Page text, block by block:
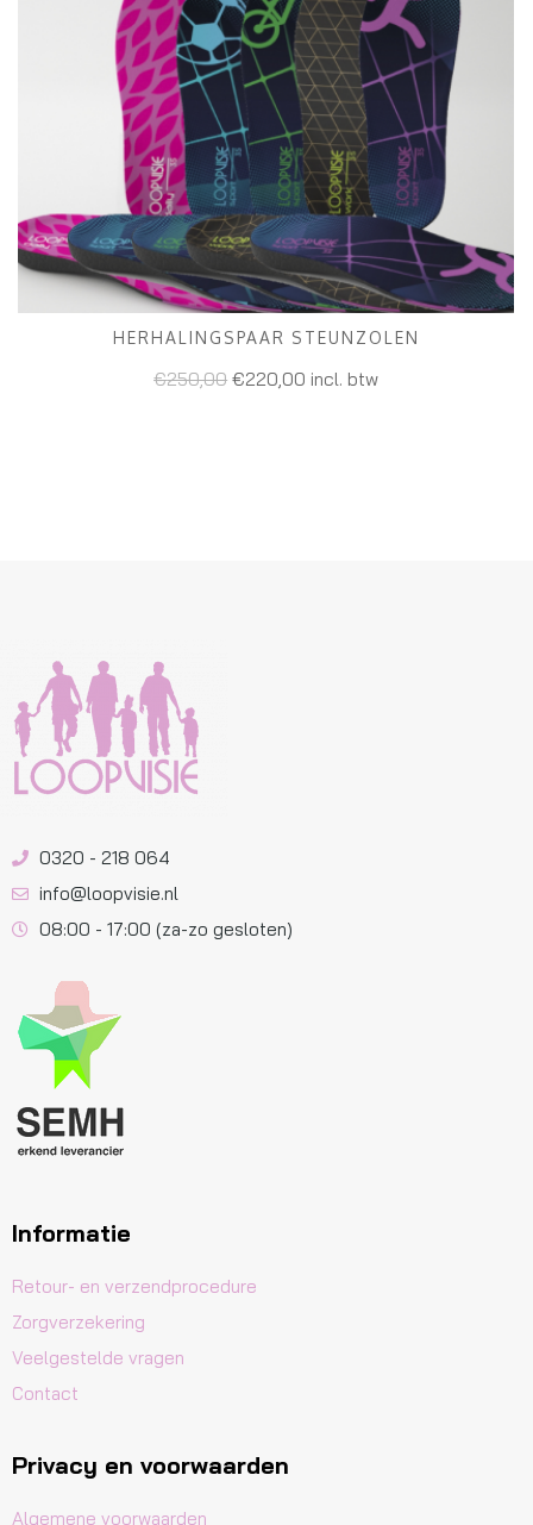
TOEVOEGEN AAN WINKELWAGEN
HERHALINGSPAAR STEUNZOLEN
€250,00 €220,00 incl. btw
0320 - 218 064
info@loopvisie.nl
08:00 - 17:00 (za-zo gesloten)
Informatie
Retour- en verzendprocedure
Zorgverzekering
Veelgestelde vragen
Contact
Privacy en voorwaarden
Algemene voorwaarden